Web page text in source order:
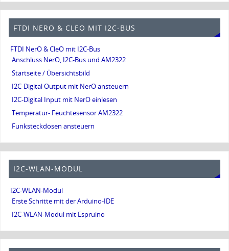
FTDI NERO & CLEO MIT I2C-BUS
FTDI NerO & CleO mit I2C-Bus
Anschluss NerO, I2C-Bus und AM2322
Startseite / Übersichtsbild
I2C-Digital Output mit NerO ansteuern
I2C-Digital Input mit NerO einlesen
Temperatur- Feuchtesensor AM2322
Funksteckdosen ansteuern
I2C-WLAN-MODUL
I2C-WLAN-Modul
Erste Schritte mit der Arduino-IDE
I2C-WLAN-Modul mit Espruino